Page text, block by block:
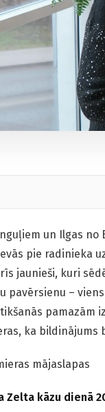
un Ilgas
pie radinieka
jaunieši, kuri
pavērsienu –
pamazām
ka
mājaslapas
Zelta kāzu dienā